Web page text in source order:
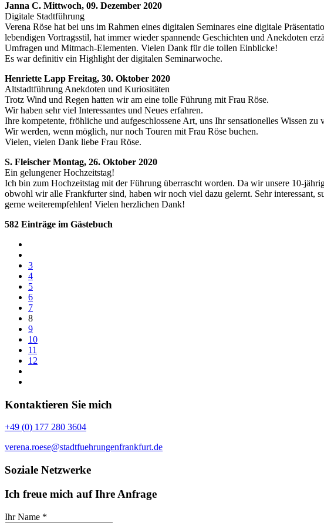
Janna C. Mittwoch, 09. Dezember 2020
Digitale Stadtführung
Verena Röse hat bei uns im Rahmen eines digitalen Seminares eine digitale
lebendigen Vortragsstil, hat immer wieder spannende Geschichten und Anekdoten
Umfragen und Mitmach-Elementen. Vielen Dank für die tollen Einblicke!
Es war definitiv ein Highlight der digitalen Seminarwoche.
Henriette Lapp Freitag, 30. Oktober 2020
Altstadtführung Anekdoten und Kuriositäten
Trotz Wind und Regen hatten wir am eine tolle Führung mit Frau Röse.
Wir haben sehr viel Interessantes und Neues erfahren.
Ihre kompetente, fröhliche und aufgeschlossene Art, uns Ihr sensationelles Wissen zu
Wir werden, wenn möglich, nur noch Touren mit Frau Röse buchen.
Vielen, vielen Dank liebe Frau Röse.
S. Fleischer Montag, 26. Oktober 2020
Ein gelungener Hochzeitstag!
Ich bin zum Hochzeitstag mit der Führung überrascht worden. Da wir unsere 10-
obwohl wir alle Frankfurter sind, haben wir noch viel dazu gelernt. Sehr
gerne weiterempfehlen! Vielen herzlichen Dank!
582 Einträge im Gästebuch
3
4
5
6
7
8
9
10
11
12
Kontaktieren Sie mich
+49 (0) 177 280 3604
verena.roese@stadtfuehrungenfrankfurt.de
Soziale Netzwerke
Ich freue mich auf Ihre Anfrage
Ihr Name *